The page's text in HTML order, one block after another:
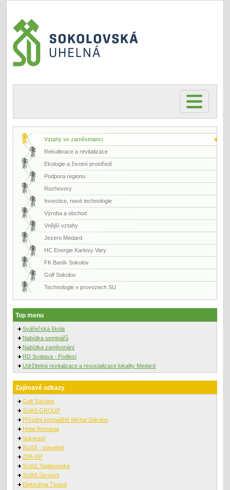
Vztahy se zaměstnanci
Rekultivace a revitalizace
Ekologie a životní prostředí
Podpora regionu
Rozhovory
Investice, nové technologie
Výroba a obchod
Vnější vztahy
Jezero Medard
HC Energie Karlovy Vary
FK Baník Sokolov
Golf Sokolov
Technologie v provozech SU
Top menu
Svářečská škola
Nabídka seminářů
Nabídka zaměstnání
RD Svatava - Podlesí
Udržitelná revitalizace a resocializace lokality Medard
Zajímavé odkazy
Golf Sokolov
SUAS GROUP
Přírodní koupaliště Michal Sokolov
Hotel Romania
Sokorest
SUAS - stavební
ZPA-RP
SUAS Teplárenská
SUAS Servisni
Elektrárna Tisová